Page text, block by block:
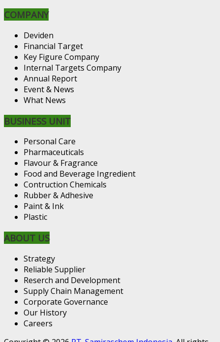
COMPANY
Deviden
Financial Target
Key Figure Company
Internal Targets Company
Annual Report
Event & News
What News
BUSINESS UNIT
Personal Care
Pharmaceuticals
Flavour & Fragrance
Food and Beverage Ingredient
Contruction Chemicals
Rubber & Adhesive
Paint & Ink
Plastic
ABOUT US
Strategy
Reliable Supplier
Reserch and Development
Supply Chain Management
Corporate Governance
Our History
Careers